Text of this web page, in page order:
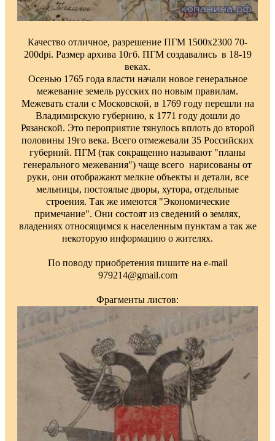
Качество отличное, разрешение ПГМ 1500х2300 70-
200dpi. Размер архива 10гб. ПГМ создавались в 18-19
веках.
Осенью 1765 года власти начали новое генеральное
межевание земель русских по новым правилам.
Межевать стали с Московской, в 1769 году перешли на
Владимирскую губернию, к 1771 году дошли до
Рязанской. Это пероприятие тянулось вплоть до второй
половины 19го века. Всего отмежевали 35 Российских
губерний. ПГМ (так сокращенно называют "планы
генерального межевания") чаще всего нарисованы от
руки, они отображают мелкие объекты и детали, все
мельницы, постоялые дворы, хутора, отдельные
строения. Так же имеются "Экономические
примечание". Они состоят из сведений о землях,
владениях относящимся к населенным пунктам а так же
некоторую информацию о жителях.
По поводу приобретения пишите на e-mail
979214@gmail.com
Фрагменты листов: